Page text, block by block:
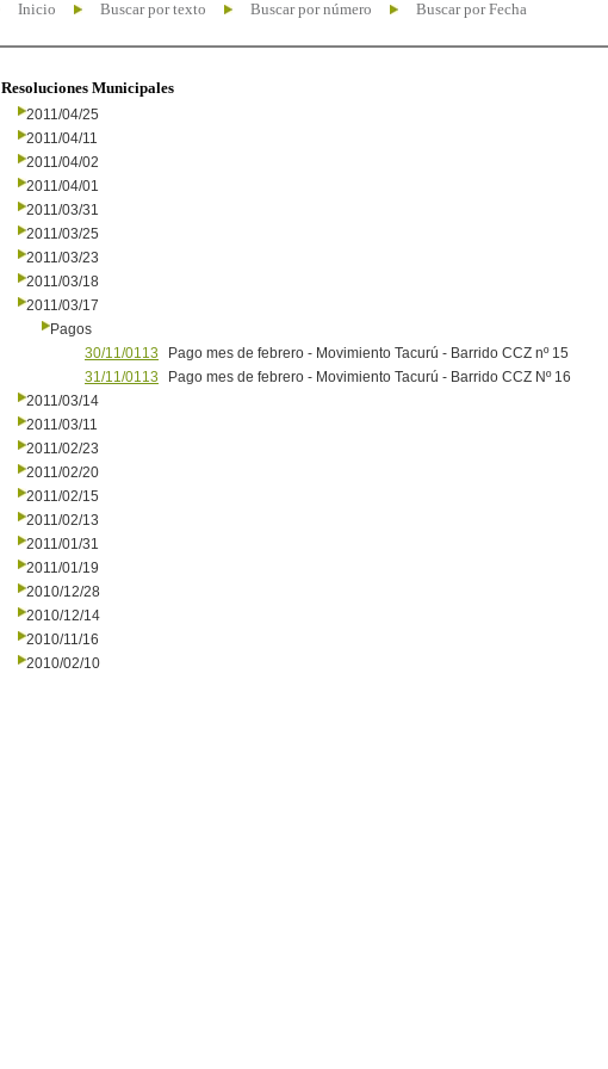
Inicio Buscar por texto Buscar por número Buscar por Fecha
Resoluciones Municipales
2011/04/25
2011/04/11
2011/04/02
2011/04/01
2011/03/31
2011/03/25
2011/03/23
2011/03/18
2011/03/17
Pagos
30/11/0113
Pago mes de febrero - Movimiento Tacurú - Barrido CCZ nº 15
31/11/0113
Pago mes de febrero - Movimiento Tacurú - Barrido CCZ Nº 16
2011/03/14
2011/03/11
2011/02/23
2011/02/20
2011/02/15
2011/02/13
2011/01/31
2011/01/19
2010/12/28
2010/12/14
2010/11/16
2010/02/10